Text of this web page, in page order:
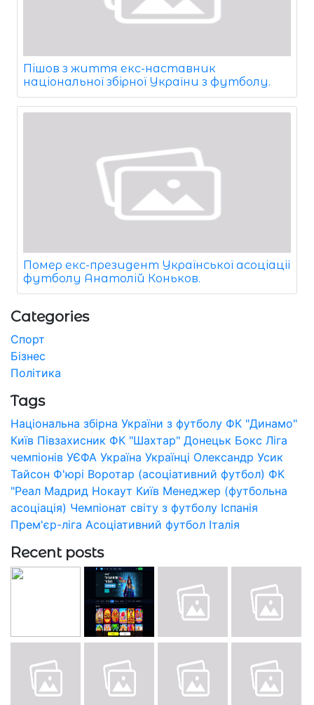
Пішов з життя екс-наставник
національної збірної України з футболу.
Помер екс-президент Української асоціації
футболу Анатолій Коньков.
Categories
Спорт
Бізнес
Політика
Tags
Національна збірна України з футболу ФК "Динамо"
Київ Півзахисник ФК "Шахтар" Донецьк Бокс Ліга
чемпіонів УЄФА Україна Українці Олександр Усик
Тайсон Ф'юрі Воротар (асоціативний футбол) ФК
"Реал Мадрид Нокаут Київ Менеджер (футбольна
асоціація) Чемпіонат світу з футболу Іспанія
Прем'єр-ліга Асоціативний футбол Італія
Recent posts